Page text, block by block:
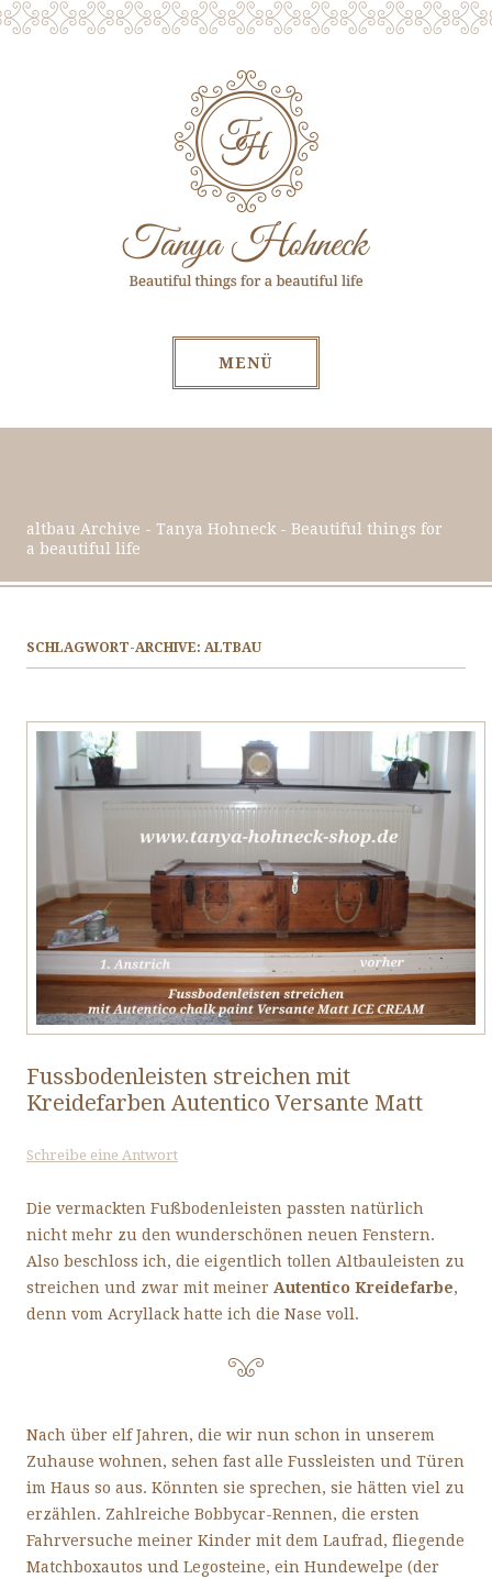
MENÜ
altbau Archive - Tanya Hohneck - Beautiful things for
a beautiful life
SCHLAGWORT-ARCHIVE: ALTBAU
Fussbodenleisten streichen mit
Kreidefarben Autentico Versante Matt
Schreibe eine Antwort
Die vermackten Fußbodenleisten passten natürlich
nicht mehr zu den wunderschönen neuen Fenstern.
Also beschloss ich, die eigentlich tollen Altbauleisten zu
streichen und zwar mit meiner Autentico Kreidefarbe,
denn vom Acryllack hatte ich die Nase voll.
Nach über elf Jahren, die wir nun schon in unserem
Zuhause wohnen, sehen fast alle Fussleisten und Türen
im Haus so aus. Könnten sie sprechen, sie hätten viel zu
erzählen. Zahlreiche Bobbycar-Rennen, die ersten
Fahrversuche meiner Kinder mit dem Laufrad, fliegende
Matchboxautos und Legosteine, ein Hundewelpe (der